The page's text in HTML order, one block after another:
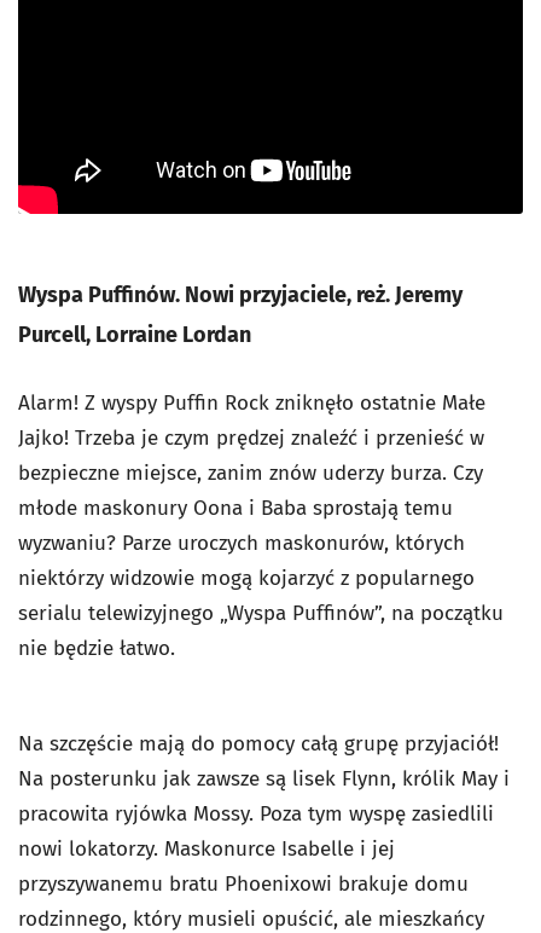
Wyspa Puffinów. Nowi przyjaciele, reż. Jeremy
Purcell, Lorraine Lordan
Alarm! Z wyspy Puffin Rock zniknęło ostatnie Małe
Jajko! Trzeba je czym prędzej znaleźć i przenieść w
bezpieczne miejsce, zanim znów uderzy burza. Czy
młode maskonury Oona i Baba sprostają temu
wyzwaniu? Parze uroczych maskonurów, których
niektórzy widzowie mogą kojarzyć z popularnego
serialu telewizyjnego „Wyspa Puffinów”, na początku
nie będzie łatwo.
Na szczęście mają do pomocy całą grupę przyjaciół!
Na posterunku jak zawsze są lisek Flynn, królik May i
pracowita ryjówka Mossy. Poza tym wyspę zasiedlili
nowi lokatorzy. Maskonurce Isabelle i jej
przyszywanemu bratu Phoenixowi brakuje domu
rodzinnego, który musieli opuścić, ale mieszkańcy